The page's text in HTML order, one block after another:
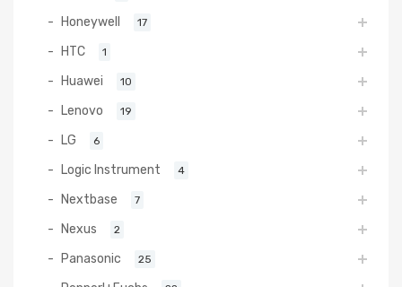
Honeywell 17
HTC 1
Huawei 10
Lenovo 19
LG 6
Logic Instrument 4
Nextbase 7
Nexus 2
Panasonic 25